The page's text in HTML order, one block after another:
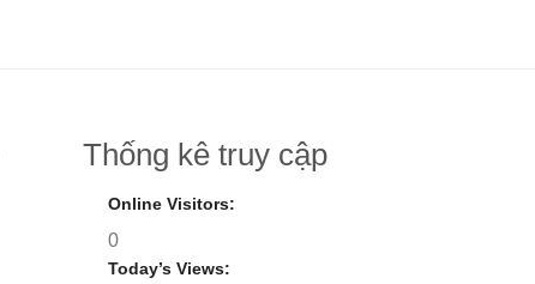
Thống kê truy cập
Online Visitors:
0
Today’s Views: